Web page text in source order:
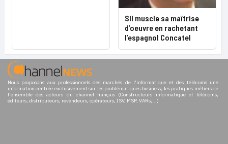
SII muscle sa maîtrise
d’oeuvre en rachetant
l’espagnol Concatel
Nous proposons aux professionnels des marchés de l'informatique et des télécoms une
information centrée exclusivement sur les problématiques business, les pratiques métiers de
l'ensemble des acteurs du channel français (Constructeurs informatique et télécoms,
éditeurs, distributeurs, revendeurs, opérateurs, ISV, MSP, VARs,...)